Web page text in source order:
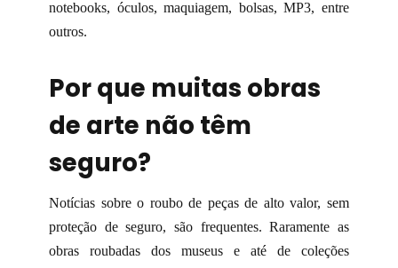
notebooks, óculos, maquiagem, bolsas, MP3, entre
outros.
Por que muitas obras
de arte não têm
seguro?
Notícias sobre o roubo de peças de alto valor, sem
proteção de seguro, são frequentes. Raramente as
obras roubadas dos museus e até de coleções